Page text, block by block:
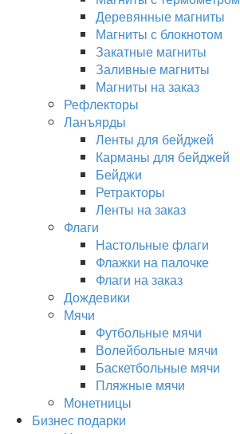
Деревянные магниты
Магниты с блокнотом
Закатные магниты
Заливные магниты
Магниты на заказ
Рефлекторы
Ланъярды
Ленты для бейджей
Карманы для бейджей
Бейджи
Ретракторы
Ленты на заказ
Флаги
Настольные флаги
Флажки на палочке
Флаги на заказ
Дождевики
Мячи
Футбольные мячи
Волейбольные мячи
Баскетбольные мячи
Пляжные мячи
Монетницы
Бизнес подарки